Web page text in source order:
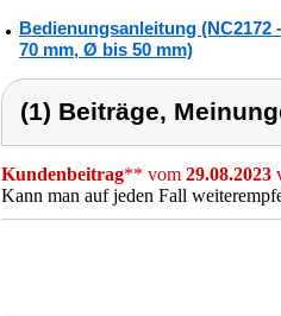
Bedienungsanleitung
70 mm, Ø bis 50 mm)
(1) Beiträge,
Kundenbeitrag** vom 29.08.2023
Kann man auf jeden Fall